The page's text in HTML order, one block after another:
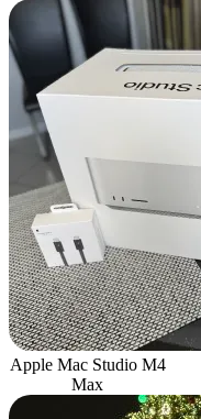
Apple Mac Studio M4
Max